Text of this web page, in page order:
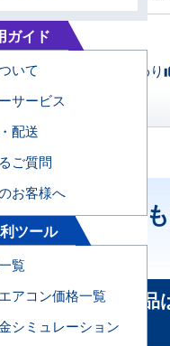
私たちのこだわり
い！どちら
め！
で比較される商品
です
ガイド
いて
サービス
配送
ご質問
お客様へ
ツール
覧
アコン価格一覧
シミュレーション